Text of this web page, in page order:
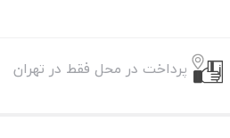
پرداخت در محل فقط در تهران